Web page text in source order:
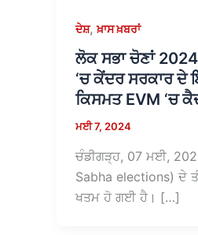
ਦੇਸ਼,ਖ਼ਾਸ ਖ਼ਬਰਾਂ
ਲੋਕ ਸਭਾ ਚੋਣਾਂ
‘ਚ ਕੇਂਦਰ ਸਰਕਾਰ ਦੇ
ਕਿਸਮਤ EVM ‘ਚ
ਮਈ 7, 2024
ਚੰਡੀਗੜ੍ਹ, 07 ਮਈ,
Sabha elections) ਦੇ
ਖਤਮ ਹੋ ਗਈ ਹੈ। […]